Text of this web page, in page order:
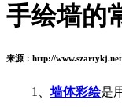
手绘墙的
来源：http://
1、 墙体彩绘是